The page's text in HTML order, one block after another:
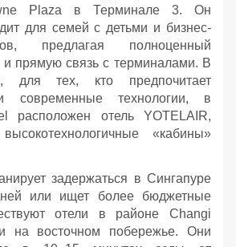
Plaza в Терминале 3. Он
для семей с детьми и бизнес-
предлагая полноценный
и прямую связь с терминалами. В
тех, кто предпочитает
и современные технологии, в
расположен отель YOTELAIR,
«кабины»
задержаться в Сингапуре
или ищет более бюджетные
отели в районе Changi
на восточном побережье. Они